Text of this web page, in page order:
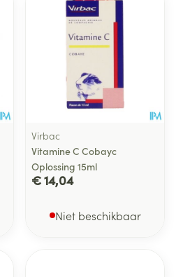
Virbac
Vitamine C Cobayc
Oplossing 15ml
€ 14,04
Niet beschikbaar